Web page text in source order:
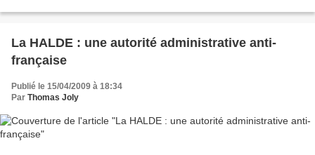
La HALDE : une autorité administrative anti-
française
Publié le 15/04/2009 à 18:34
Par Thomas Joly